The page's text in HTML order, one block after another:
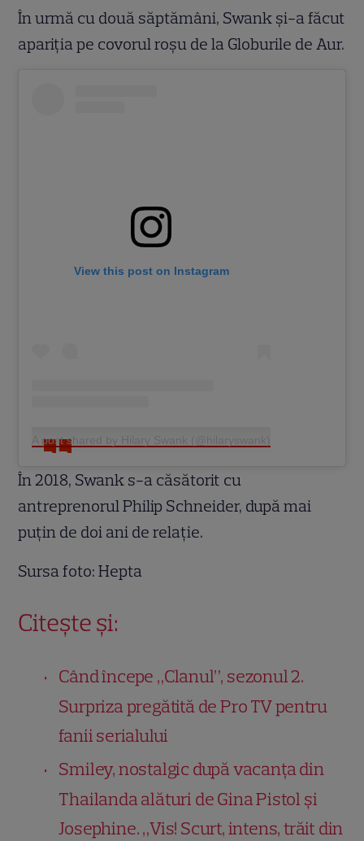
În urmă cu două săptămâni, Swank și-a făcut
apariția pe covorul roșu de la Globurile de Aur.
View this post on Instagram
A post shared by Hilary Swank (@hilaryswank)
În 2018, Swank s-a căsătorit cu
antreprenorul Philip Schneider, după mai
puţin de doi ani de relaţie.
Sursa foto: Hepta
Citește și:
Când începe „Clanul”, sezonul 2.
Surpriza pregătită de Pro TV pentru
fanii serialului
Smiley, nostalgic după vacanța din
Thailanda alături de Gina Pistol și
Josephine. „Vis! Scurt, intens, trăit din